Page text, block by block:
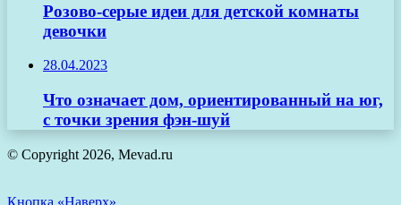
Розово-серые идеи для детской комнаты
девочки
28.04.2023
Что означает дом, ориентированный на юг,
с точки зрения фэн-шуй
© Copyright 2026, Mevad.ru
Кнопка «Наверх»